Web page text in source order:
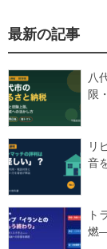
最新の記事
八
限
リ
音
ト
燃